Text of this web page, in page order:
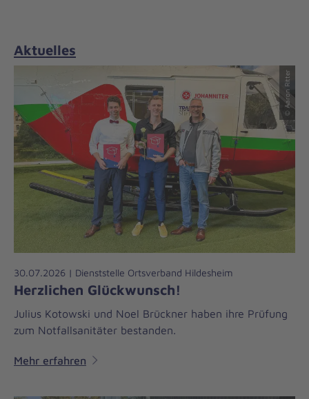
Aktuelles
© Aaron Ritter
30.07.2026 | Dienststelle Ortsverband Hildesheim
Herzlichen Glückwunsch!
Julius Kotowski und Noel Brückner haben ihre Prüfung
zum Notfallsanitäter bestanden.
Mehr erfahren